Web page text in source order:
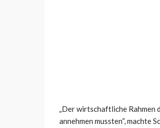
„Der wirtschaftliche Rahmen
annehmen mussten“, machte